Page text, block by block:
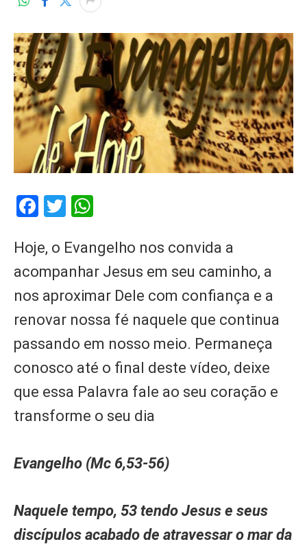
Facebook
Twitter
Hoje, o Evangelho nos convida a
acompanhar Jesus em seu caminho, a
nos aproximar Dele com confiança e a
renovar nossa fé naquele que continua
passando em nosso meio. Permaneça
conosco até o final deste vídeo, deixe
que essa Palavra fale ao seu coração e
transforme o seu dia
Evangelho (Mc 6,53-56)
Naquele tempo, 53 tendo Jesus e seus
discípulos acabado de atravessar o mar da